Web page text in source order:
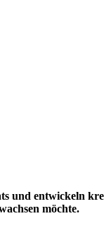
und entwickeln
möchte.